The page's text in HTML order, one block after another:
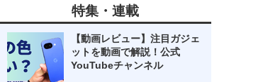
特集・連載
【動画レビュー】注目ガジェ
ットを動画で解説！公式
YouTubeチャンネル